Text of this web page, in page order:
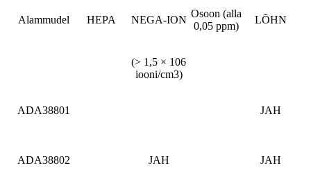
Alammudel HEPA NEGA-ION
Osoon (alla
0,05 ppm)
LÕHN
(> 1,5 × 106
iooni/cm3)
ADA38801 JAH
ADA38802 JAH JAH